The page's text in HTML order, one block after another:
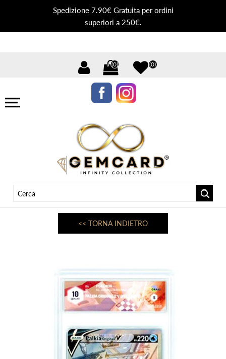
Spedizione 7.90€ Gratuita per ordini
superiori a 250€.
(0) (0)
<< TORNA INDIETRO